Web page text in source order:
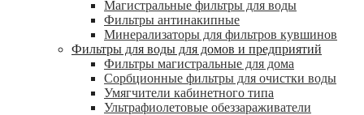
Магистральные фильтры для воды
Фильтры антинакипные
Минерализаторы для фильтров кувшинов
Фильтры для воды для домов и предприятий
Фильтры магистральные для дома
Сорбционные фильтры для очистки воды
Умягчители кабинетного типа
Ультрафиолетовые обеззараживатели